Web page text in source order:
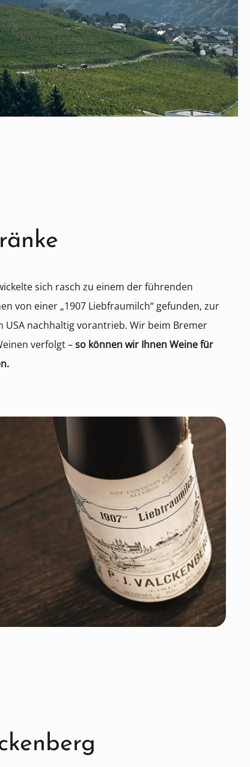
sich rasch zu einem der führenden
von einer „1907 Liebfraumilch“ gefunden, zur
USA nachhaltig vorantrieb. Wir beim Bremer
verfolgt –so können wir Ihnen Weine für